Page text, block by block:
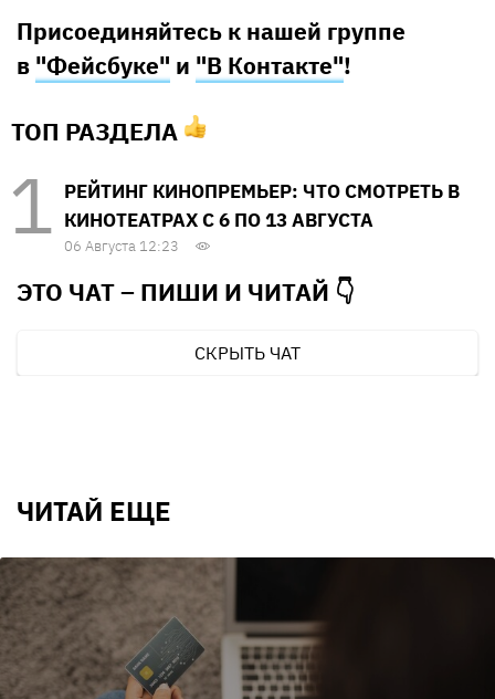
Присоединяйтесь к нашей группе
в "Фейсбуке" и "В Контакте"!
ТОП РАЗДЕЛА
РЕЙТИНГ КИНОПРЕМЬЕР: ЧТО СМОТРЕТЬ В
КИНОТЕАТРАХ С 6 ПО 13 АВГУСТА
06 Августа 12:23
ЭТО ЧАТ – ПИШИ И ЧИТАЙ 👇
СКРЫТЬ ЧАТ
ЧИТАЙ ЕЩЕ